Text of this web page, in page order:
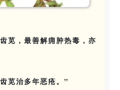
苋，最善解痈肿热毒，亦
苋治多年恶疮。”